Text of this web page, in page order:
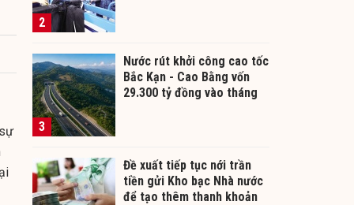
2
3
Nước rút khởi công cao tốc
Bắc Kạn - Cao Bằng vốn
29.300 tỷ đồng vào tháng
Đề xuất tiếp tục nới trần
tiền gửi Kho bạc Nhà nước
để tạo thêm thanh khoản